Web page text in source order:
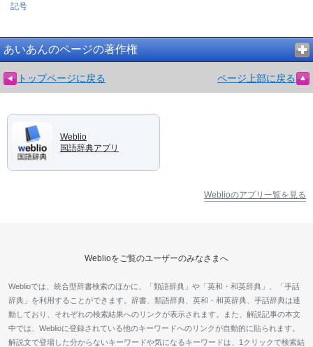
記号
あいあんのページの著作権
トップページに戻る ページ上部に戻る
Weblio
国語辞典アプリ
Weblioのアプリ一覧を見る
Weblioをご覧のユーザーのみなさまへ
Weblioでは、統合型辞書検索のほかに、「類語辞典」や「英和・和英辞典」、「手話
辞典」を利用することができます。辞書、類語辞典、英和・和英辞典、手話辞典は連
動しており、それぞれの検索結果へのリンクが表示されます。また、解説記事の本文
中では、Weblioに登録されている他のキーワードへのリンクが自動的に貼られます。
解説文で登場した分からないキーワードや気になるキーワードは、1クリックで検索結